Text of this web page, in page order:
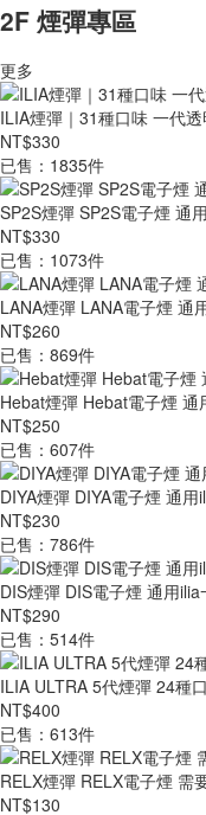
2F 煙彈專區
更多
ILIA煙彈｜31種口味 一代
NT$330
已售：1835件
SP2S煙彈 SP2S電子煙 通
NT$330
已售：1073件
LANA煙彈 LANA電子煙 通
NT$260
已售：869件
Hebat煙彈 Hebat電子煙 通
NT$250
已售：607件
DIYA煙彈 DIYA電子煙 通用
NT$230
已售：786件
DIS煙彈 DIS電子煙 通用ilia
NT$290
已售：514件
ILIA ULTRA 5代煙彈 24種
NT$400
已售：613件
RELX煙彈 RELX電子煙 需
NT$130